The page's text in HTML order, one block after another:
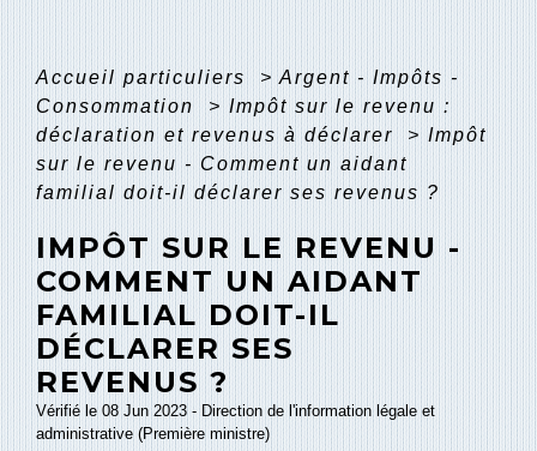
Accueil particuliers > Argent - Impôts -
Consommation
> Impôt sur le revenu :
déclaration et revenus à déclarer
> Impôt
sur le revenu - Comment un aidant
familial doit-il déclarer ses revenus ?
IMPÔT SUR LE REVENU -
COMMENT UN AIDANT
FAMILIAL DOIT-IL
DÉCLARER SES
REVENUS ?
Vérifié le 08 Jun 2023 - Direction de l'information légale et
administrative (Première ministre)